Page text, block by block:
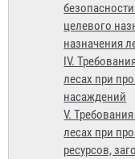
целевого
назначения
IV.
лесах при
насаждений
V.
лесах при
ресурсов,